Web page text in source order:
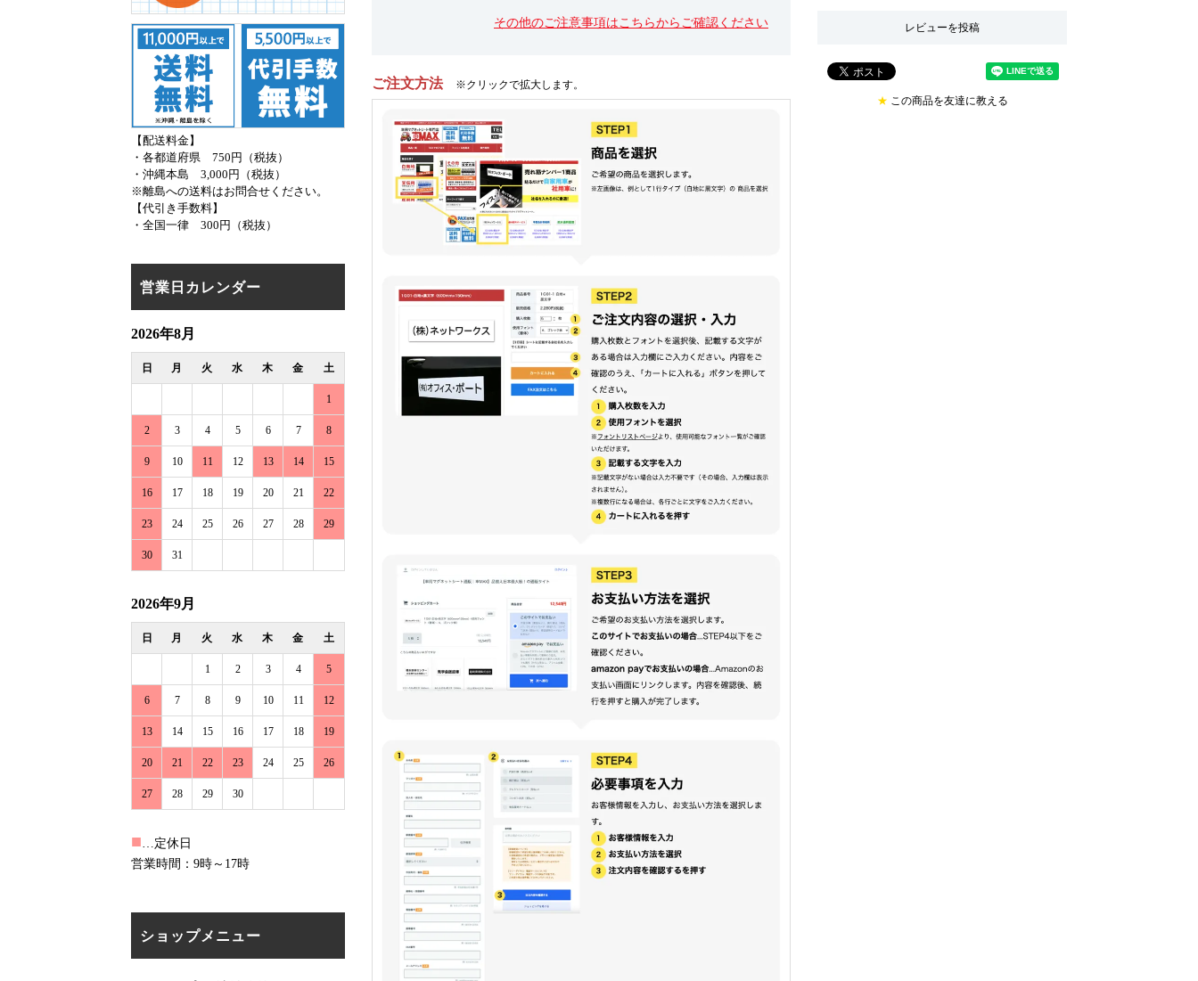
その他のご注意事項はこちらからご確認ください
ご注文方法 ※クリックで拡大します。
レビューを投稿
★ この商品を友達に教える
【配送料金】
・各都道府県 750円（税抜）
・沖縄本島 3,000円（税抜）
※離島への送料はお問合せください。
【代引き手数料】
・全国一律 300円（税抜）
営業日カレンダー
2026年8月
日 月 火 水 木 金 土
1
2 3 4 5 6 7 8
9 10 11 12 13 14 15
16 17 18 19 20 21 22
23 24 25 26 27 28 29
30 31
2026年9月
日 月 火 水 木 金 土
1 2 3 4 5
6 7 8 9 10 11 12
13 14 15 16 17 18 19
20 21 22 23 24 25 26
27 28 29 30
■ …定休日
営業時間：9時～17時
ショップメニュー